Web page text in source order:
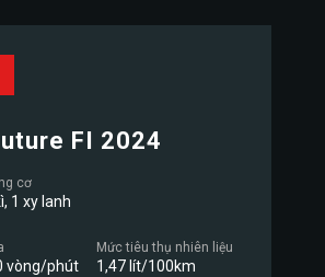
FI 2024
cơ
1 xy lanh
vòng/phút
Mức tiêu thụ nhiên liệu
1,47 lít/100km